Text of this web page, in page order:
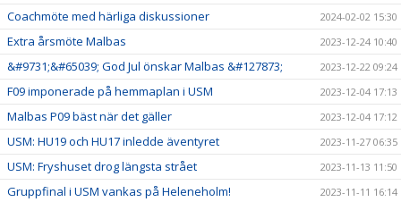
Coachmöte med härliga diskussioner 2024-02-02 15:30
Extra årsmöte Malbas 2023-12-24 10:40
&#9731;&#65039; God Jul önskar Malbas &#127873; 2023-12-22 09:24
F09 imponerade på hemmaplan i USM 2023-12-04 17:13
Malbas P09 bäst när det gäller 2023-12-04 17:12
USM: HU19 och HU17 inledde äventyret 2023-11-27 06:35
USM: Fryshuset drog längsta strået 2023-11-13 11:50
Gruppfinal i USM vankas på Heleneholm! 2023-11-11 16:14